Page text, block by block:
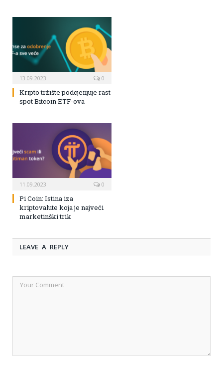
13.09.2023 0
Kripto tržište podcjenjuje rast
spot Bitcoin ETF-ova
11.09.2023 0
Pi Coin: Istina iza
kriptovalute koja je najveći
marketinški trik
LEAVE A REPLY